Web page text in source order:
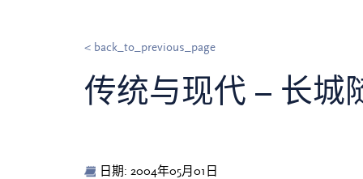
< back_to_previous_page
传统与现代 – 长城
日期: 2004年05月01日